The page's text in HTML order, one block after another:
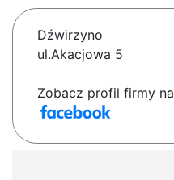
Dźwirzyno
ul.Akacjowa 5
Zobacz profil firmy na